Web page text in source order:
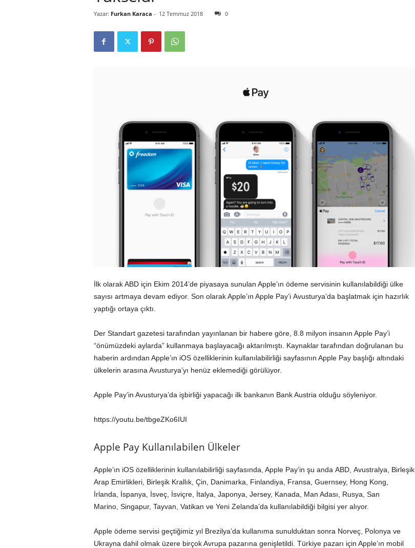
m
a
Yazar: Furkan Karaca - 12 Temmuz 2018 0
İlk olarak ABD için Ekim 2014’de piyasaya sunulan Apple’ın ödeme servisinin kullanılabildiği ülke
sayısı artmaya devam ediyor. Son olarak Apple’ın Apple Pay’i Avusturya’da başlatmak için hazırlık
yaptığı ortaya çıktı.
Der Standart gazetesi tarafından yayınlanan bir habere göre, 8.8 milyon insanın Apple Pay’i
“önümüzdeki aylarda” kullanmaya başlayacağı aktarılmıştı. Kaynaklar tarafından doğrulanan bu
haberin ardından Apple’ın iOS özelliklerinin kullanılabilirliği sayfasının Apple Pay başlığı altındaki
ülkelerin arasına Avusturya’yı henüz eklemediği görülüyor.
Apple Pay’in Avusturya’da işbirliği yapacağı ilk bankanın Bank Austria olduğu söyleniyor.
https://youtu.be/tbgeZKo6IUI
Apple Pay Kullanılabilen Ülkeler
Apple’ın iOS özelliklerinin kullanılabilirliği sayfasında, Apple Pay’in şu anda ABD, Avustralya, Birleşik
Arap Emirlikleri, Birleşik Krallık, Çin, Danimarka, Finlandiya, Fransa, Guernsey, Hong Kong,
İrlanda, İspanya, İsveç, İsviçre, İtalya, Japonya, Jersey, Kanada, Man Adası, Rusya, San
Marino, Singapur, Tayvan, Vatikan ve Yeni Zelanda’da kullanılabildiği bilgisi yer alıyor.
Apple ödeme servisi geçtiğimiz yıl Brezilya’da kullanıma sunulduktan sonra Norveç, Polonya ve
Ukrayna dahil olmak üzere birçok Avrupa pazarına genişletildi. Türkiye pazarı için Apple’ın mobil